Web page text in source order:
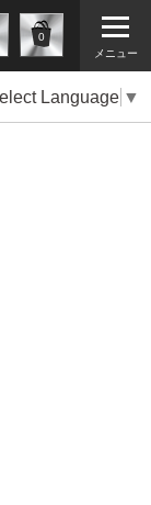
メニュー
0
Language ▼